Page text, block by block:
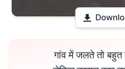
गांव में जलते तो बहुत लोग है हमसे